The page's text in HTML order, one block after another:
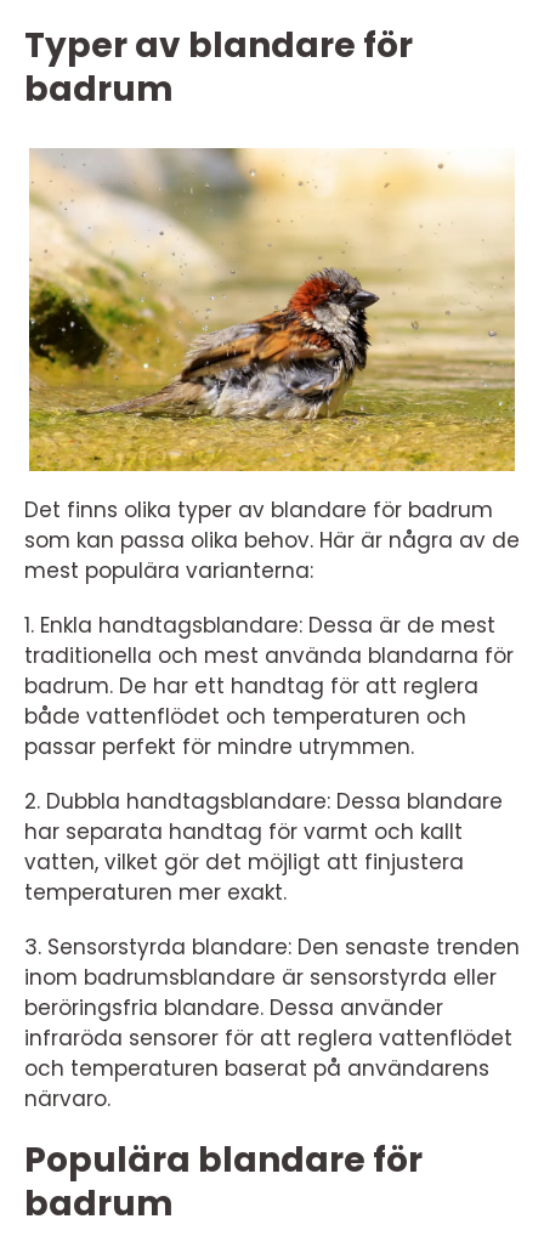
Typer av blandare för
badrum
Det finns olika typer av blandare för badrum
som kan passa olika behov. Här är några av de
mest populära varianterna:
1. Enkla handtagsblandare: Dessa är de mest
traditionella och mest använda blandarna för
badrum. De har ett handtag för att reglera
både vattenflödet och temperaturen och
passar perfekt för mindre utrymmen.
2. Dubbla handtagsblandare: Dessa blandare
har separata handtag för varmt och kallt
vatten, vilket gör det möjligt att finjustera
temperaturen mer exakt.
3. Sensorstyrda blandare: Den senaste trenden
inom badrumsblandare är sensorstyrda eller
beröringsfria blandare. Dessa använder
infraröda sensorer för att reglera vattenflödet
och temperaturen baserat på användarens
närvaro.
Populära blandare för
badrum